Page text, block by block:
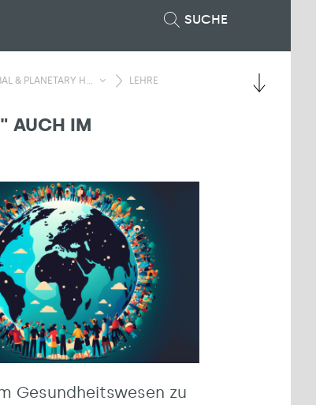
SUCHE
& PLANETARY H... LEHRE
AUCH IM
Gesundheitswesen zu